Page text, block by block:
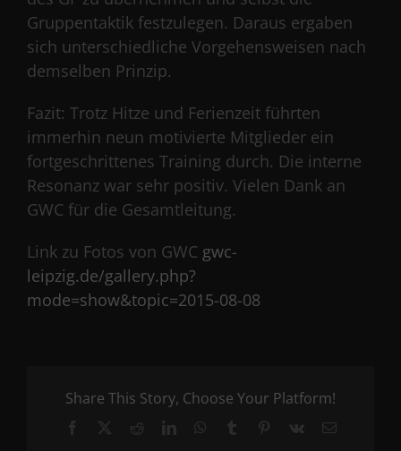
Gruppentaktik festzulegen. Daraus ergaben
sich unterschiedliche Vorgehensweisen nach
demselben Prinzip.
Fazit: Trotz Hitze und Ferienzeit führten
immerhin neun motivierte Mitglieder ein
fortgeschrittenes Training durch. Die interne
Resonanz war sehr positiv. Vielen Dank an
GWC für die Gesamtleitung.
Link zu Fotos von GWC gwc-
leipzig.de/gallery.php?
mode=show&topic=2015-08-08
Share This Story, Choose Your Platform!
Facebook RedditLinkedInWhatsApp
Tumblr Pinterest
Vk Email